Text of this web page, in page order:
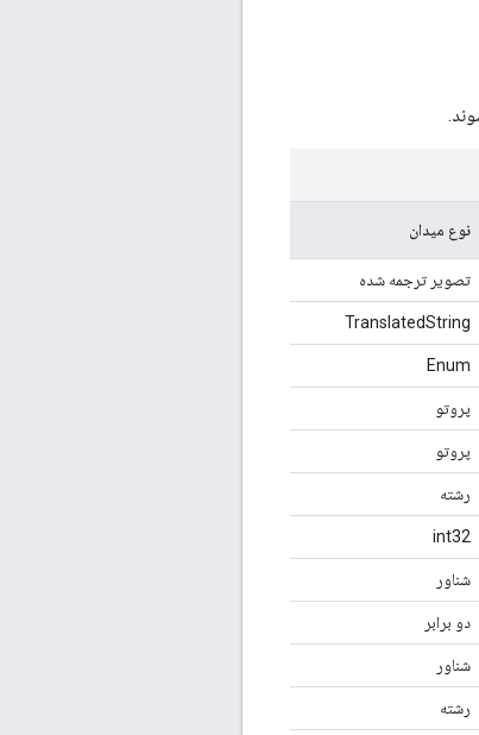
نوع میدان
تصویر ترجمه شده
TranslatedString
Enum
پروتو
پروتو
رشته
int32
شناور
دو برابر
شناور
رشته